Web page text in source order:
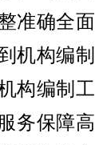
准确全面
机构编制
构编制工
务保障高